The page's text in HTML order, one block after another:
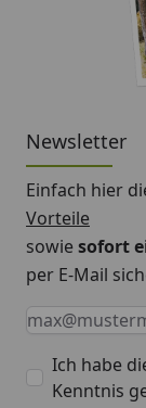
Newsletter
Einfach hier
Vorteile
sowiesofort
per E-Mail
Keine
Eingabe
E-Mail *
Ich habe
Kenntnis